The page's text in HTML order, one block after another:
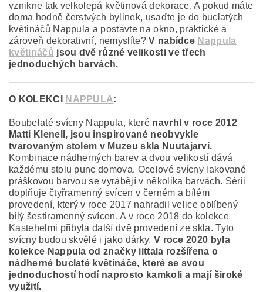
vznikne tak velkolepá květinová dekorace. A pokud máte
doma hodně čerstvých bylinek, usaďte je do buclatých
květináčů Nappula a postavte na okno, praktické a
zároveň dekorativní, nemyslíte?V nabídce Nappula
květináčů jsou dvě různé velikosti ve třech
jednoduchých barvách.
O KOLEKCI NAPPULA:
Boubelaté svícny Nappula, které navrhl v roce 2012
Matti Klenell, jsou inspirované neobvykle
tvarovaným stolem v Muzeu skla Nuutajarvi.
Kombinace nádherných barev a dvou velikostí dává
každému stolu punc domova. Ocelové svícny lakované
práškovou barvou se vyrábějí v několika barvách. Sérii
doplňuje čtyřramenný svícen v černém a bílém
provedení, který v roce 2017 nahradil velice oblíbený
bílý šestiramenný svícen. A v roce 2018 do kolekce
Kastehelmi přibyla další dvě provedení ze skla. Tyto
svícny budou skvělé i jako dárky. V roce 2020 byla
kolekce Nappula od značky iittala rozšířena o
nádherné buclaté květináče, které se svou
jednoduchostí hodí naprosto kamkoli a mají široké
využití.